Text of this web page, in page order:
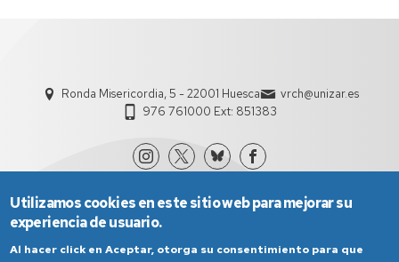
Ronda Misericordia, 5 - 22001 Huesca
vrch@unizar.es
976 761000 Ext: 851383
Utilizamos cookies en este sitio web para mejorar su
experiencia de usuario.
Al hacer click en Aceptar, otorga su consentimiento para que